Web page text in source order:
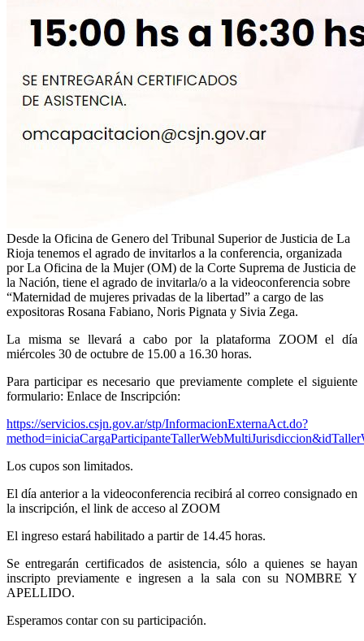
Desde la Oficina de Genero del Tribunal Superior de Justicia de La
Rioja tenemos el agrado de invitarlos a la conferencia, organizada
por La Oficina de la Mujer (OM) de la Corte Suprema de Justicia de
la Nación, tiene el agrado de invitarla/o a la videoconferencia sobre
“Maternidad de mujeres privadas de la libertad” a cargo de las
expositoras Rosana Fabiano, Noris Pignata y Sivia Zega.
La misma se llevará a cabo por la plataforma ZOOM el día
miércoles 30 de octubre de 15.00 a 16.30 horas.
Para participar es necesario que previamente complete el siguiente
formulario: Enlace de Inscripción:
https://servicios.csjn.gov.ar/stp/InformacionExternaAct.do?
Los cupos son limitados.
El día anterior a la videoconferencia recibirá al correo consignado en
la inscripción, el link de acceso al ZOOM
El ingreso estará habilitado a partir de 14.45 horas.
Se entregarán certificados de asistencia, sólo a quienes se hayan
inscripto previamente e ingresen a la sala con su NOMBRE Y
APELLIDO.
Esperamos contar con su participación.